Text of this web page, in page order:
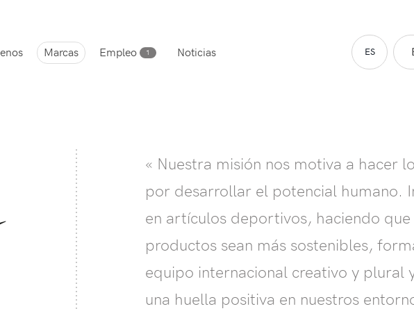
Marcas Empleo 1 Noticias ES
« Nuestra misión nos motiva a hacer
por desarrollar el potencial humano.
en artículos deportivos, haciendo que
productos sean más sostenibles,
equipo internacional creativo y plural
una huella positiva en nuestros